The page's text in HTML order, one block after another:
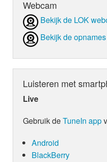
Webcam
Bekijk de LOK
Bekijk de
Luisteren met
Live
Gebruik deTuneIn app
Android
BlackBerry